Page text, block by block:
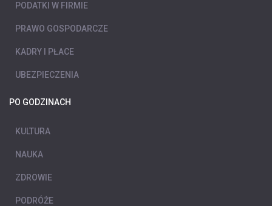
PODATKI W FIRMIE
PRAWO GOSPODARCZE
KADRY I PŁACE
UBEZPIECZENIA
PO GODZINACH
KULTURA
NAUKA
ZDROWIE
PODRÓŻE